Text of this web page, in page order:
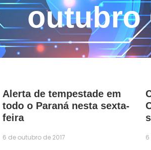
outubro
Alerta de tempestade em
todo o Paraná nesta sexta-
feira
6 de outubro de 2017 6